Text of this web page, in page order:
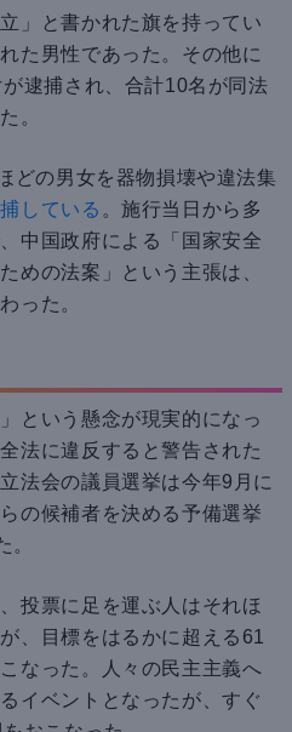
」と書かれた旗を持ってい
た男性であった。その他に
逮捕され、合計10名が同法
。
どの男女を器物損壊や違法集
している 。施行当日から多
中国政府による「国家安全
めの法案」という主張は、
った。
という懸念が現実的になっ
法に違反すると警告された
法会の議員選挙は今年9月に
の候補者を決める予備選挙
。
投票に足を運ぶ人はそれほ
、目標をはるかに超える61
なった。人々の民主主義へ
イベントとなったが、すぐ